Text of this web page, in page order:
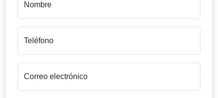
Nombre
Teléfono
Correo electrónico